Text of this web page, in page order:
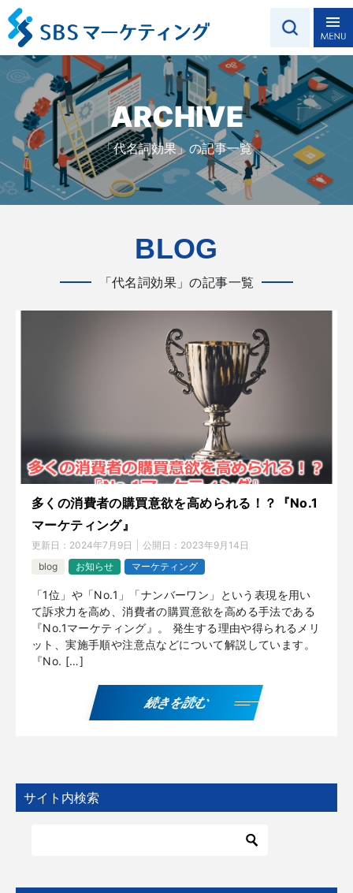
ARCHIVE
「代名詞効果」の記事一覧
BLOG
「代名詞効果」の記事一覧
多くの消費者の購買意欲を高められる！？『No.1
マーケティング』
更新日： 2024年7月9日 公開日： 2023年9月14日
blog
お知らせ マーケティング
「1位」や「No.1」「ナンバーワン」という表現を用い
て訴求力を高め、消費者の購買意欲を高める手法である
『No.1マーケティング』。 発生する理由や得られるメリ
ット、実施手順や注意点などについて解説しています。
『No. […]
続きを読む
サイト内検索